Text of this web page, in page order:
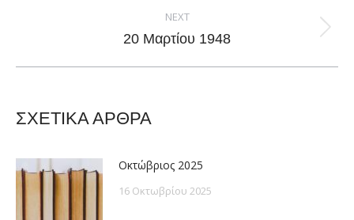
NEXT
Next
20 Μαρτίου 1948
ΣΧΕΤΙΚΑ ΑΡΘΡΑ
Οκτώβριος 2025
16 Οκτωβρίου 2025